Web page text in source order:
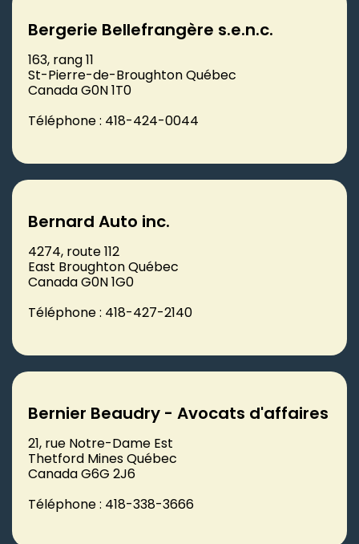
Bergerie Bellefrangère s.e.n.c.
163, rang 11
St-Pierre-de-Broughton Québec
Canada G0N 1T0
Téléphone : 418-424-0044
Bernard Auto inc.
4274, route 112
East Broughton Québec
Canada G0N 1G0
Téléphone : 418-427-2140
Bernier Beaudry - Avocats d'affaires
21, rue Notre-Dame Est
Thetford Mines Québec
Canada G6G 2J6
Téléphone : 418-338-3666